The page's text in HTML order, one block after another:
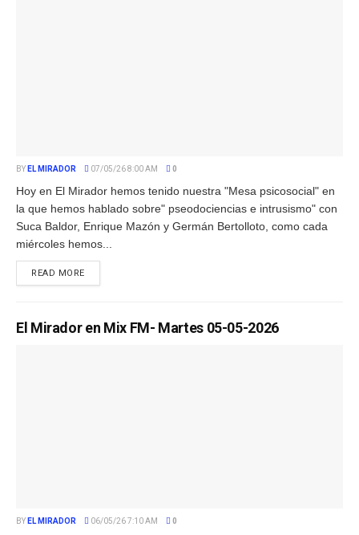
BY EL MIRADOR 07/05/26 8:00 AM 0
Hoy en El Mirador hemos tenido nuestra "Mesa psicosocial" en
la que hemos hablado sobre" pseodociencias e intrusismo" con
Suca Baldor, Enrique Mazón y Germán Bertolloto, como cada
miércoles hemos...
READ MORE
El Mirador en Mix FM- Martes 05-05-2026
BY EL MIRADOR 06/05/26 7:10 AM 0